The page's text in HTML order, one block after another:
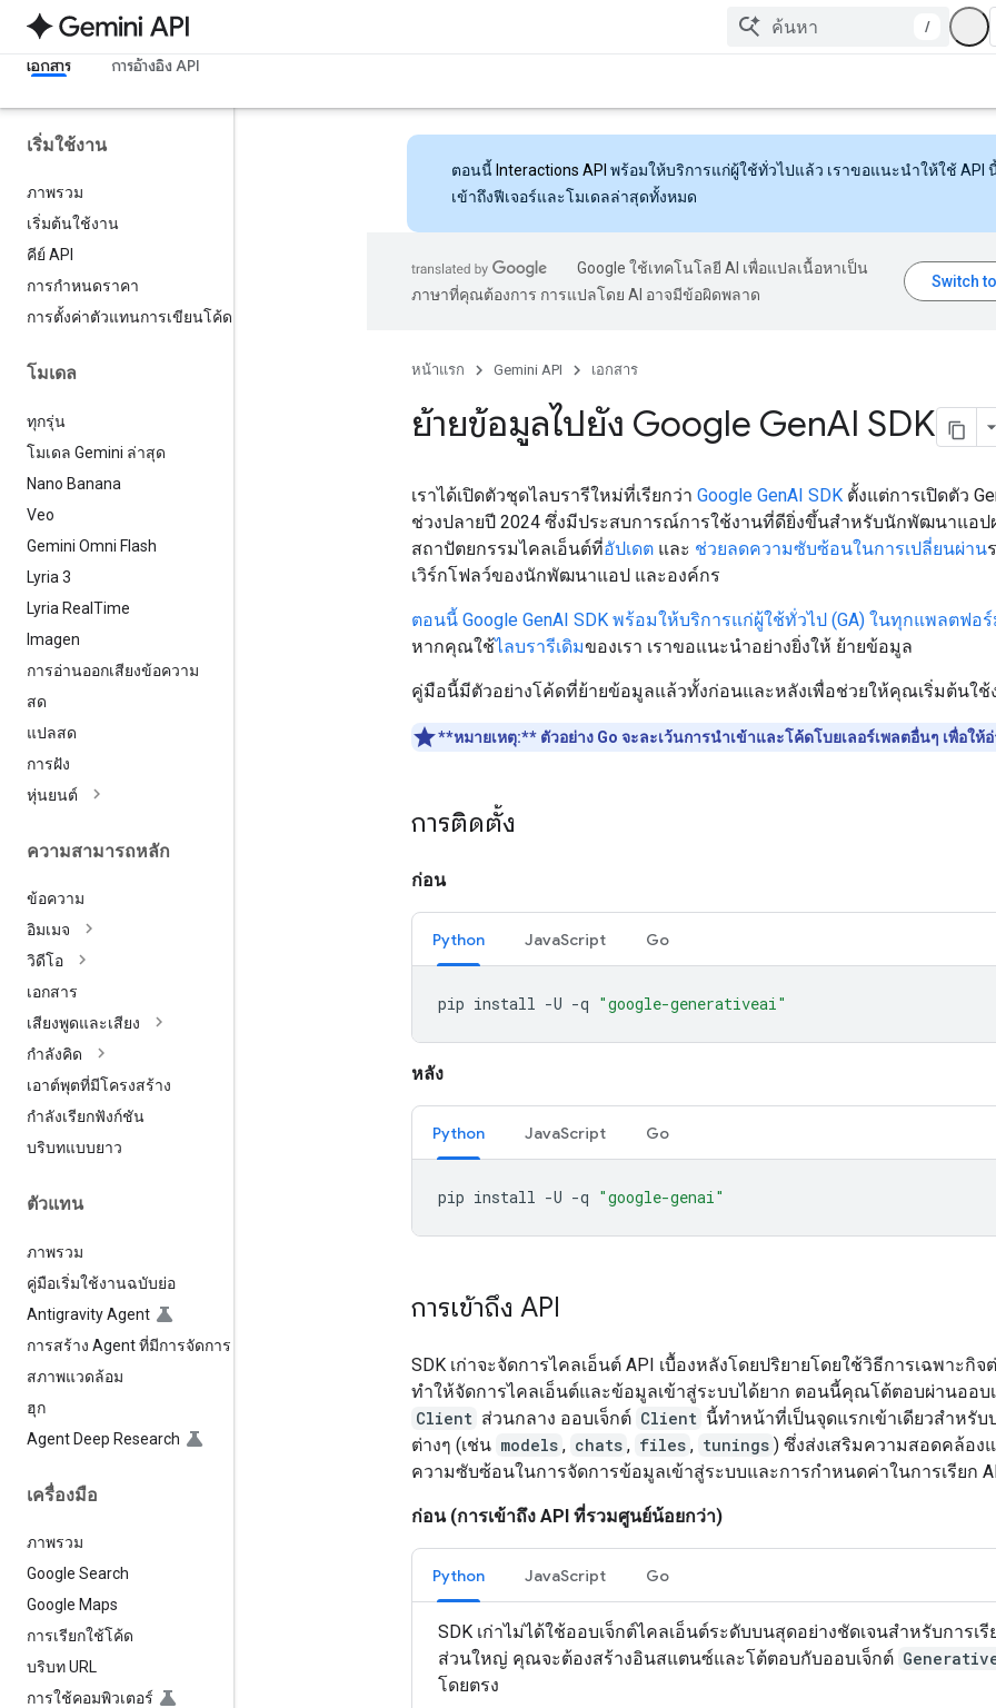
/
เอกสาร การอ้างอิง API
เริ่มใช้งาน
ภาพรวม
เริ่มต้นใช้งาน
คีย์ API
การกำหนดราคา
การตั้งค่าตัวแทนการเขียนโค้ด
โมเดล
ทุกรุ่น
โมเดล Gemini ล่าสุด
Nano Banana
Veo
Gemini Omni Flash
Lyria 3
Lyria Real Time
Imagen
การอ่านออกเสียงข้อความ
สด
แปลสด
การฝัง
หุ่นยนต์
ความสามารถหลัก
ข้อความ
อิมเมจ
วิดีโอ
เอกสาร
เสียงพูดและเสียง
กำลังคิด
เอาต์พุตที่มีโครงสร้าง
กำลังเรียกฟังก์ชัน
บริบทแบบยาว
ตัวแทน
ภาพรวม
คู่มือเริ่มใช้งานฉบับย่อ
Antigravity Agent
การสร้าง Agent ที่มีการจัดการ
สภาพแวดล้อม
ฮุก
Agent Deep Research
เครื่องมือ
ภาพรวม
Google Search
Google Maps
การเรียกใช้โค้ด
บริบท URL
การใช้คอมพิวเตอร์
ตอนนี้ Interactions API พร้อมให้บริการแก่ผู้ใช้ทั่วไปแล้ว เราขอแนะนำให้ใช้ API
เข้าถึงฟีเจอร์และโมเดลล่าสุดทั้งหมด
Google ใช้เทคโนโลยี AI เพื่อแปลเนื้อหาเป็น
ภาษาที่คุณต้องการ การแปลโดย AI อาจมีข้อผิดพลาด
หน้าแรก Gemini API เอกสาร
ย้ายข้อมูลไปยัง Google GenAI SDK
เราได้เปิดตัวชุดไลบรารีใหม่ที่เรียกว่า Google GenAI SDK ตั้งแต่การเปิดตัว
ช่วงปลายปี 2024 ซึ่งมีประสบการณ์การใช้งานที่ดียิ่งขึ้นสำหรับนักพัฒนาแอป
สถาปัตยกรรมไคลเอ็นต์ที่อัปเดต และ ช่วยลดความซับซ้อนในการเปลี่ยนผ่าน
เวิร์กโฟลว์ของนักพัฒนาแอป และองค์กร
ตอนนี้ Google GenAI SDK พร้อมให้บริการแก่ผู้ใช้ทั่วไป (GA) ในทุกแพลตฟอ
หากคุณใช้ไลบรารีเดิมของเรา เราขอแนะนำอย่างยิ่งให้ ย้ายข้อมูล
คู่มือนี้มีตัวอย่างโค้ดที่ย้ายข้อมูลแล้วทั้งก่อนและหลังเพื่อช่วยให้คุณเริ่มต้นใช้
**หมายเหตุ:** ตัวอย่าง Go จะละเว้นการนำเข้าและโค้ดโบยเลอร์เพลตอื่นๆ เพื่อให้
การติดตั้ง
ก่อน
Python JavaScript Go
pip install -U -q "google-generativeai"
หลัง
Python JavaScript Go
pip install -U -q "google-genai"
การเข้าถึง API
SDK เก่าจะจัดการไคลเอ็นต์ API เบื้องหลังโดยปริยายโดยใช้วิธีการเฉพาะกิจ
ทำให้จัดการไคลเอ็นต์และข้อมูลเข้าสู่ระบบได้ยาก ตอนนี้คุณโต้ตอบผ่านออบ
Client ส่วนกลาง ออบเจ็กต์ Client นี้ทำหน้าที่เป็นจุดแรกเข้าเดียวสำหรับ
ต่างๆ (เช่น models , chats , files , tunings ) ซึ่งส่งเสริมความสอดคล้อง
ความซับซ้อนในการจัดการข้อมูลเข้าสู่ระบบและการกำหนดค่าในการเรียก
ก่อน (การเข้าถึง API ที่รวมศูนย์น้อยกว่า)
Python JavaScript Go
SDK เก่าไม่ได้ใช้ออบเจ็กต์ไคลเอ็นต์ระดับบนสุดอย่างชัดเจนสำหรับการเรี
ส่วนใหญ่ คุณจะต้องสร้างอินสแตนซ์และโต้ตอบกับออบเจ็กต์
โดยตรง